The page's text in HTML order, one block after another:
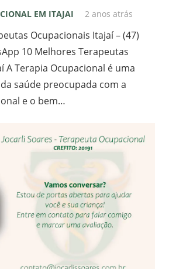
EM ITAJAI 2 anos atrás
Ocupacionais Itajaí – (47)
10 Melhores Terapeutas
A Terapia Ocupacional é uma
saúde preocupada com a
e o bem…